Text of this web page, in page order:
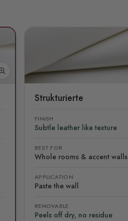
Strukturierte
FINISH
Subtle leather like texture
BEST FOR
Whole rooms & accent walls
APPLICATION
Paste the wall
REMOVABLE
Peels off dry, no residue